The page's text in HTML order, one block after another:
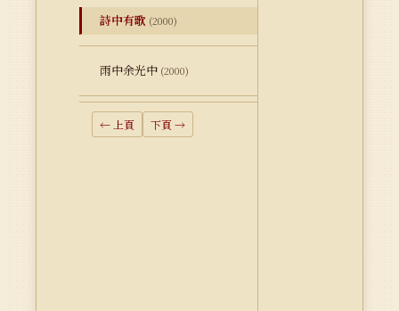
詩中有歌 (2000)
雨中余光中 (2000)
← 上頁 下頁 →